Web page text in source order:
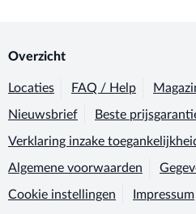
Overzicht
Locaties FAQ / Help
Nieuwsbrief Beste
Verklaring inzake
Algemene voorwaarden
Cookie instellingen Impressum